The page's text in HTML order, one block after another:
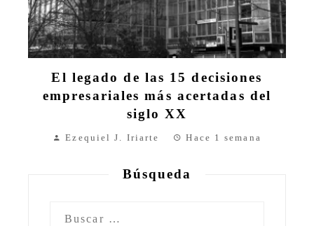
El legado de las 15 decisiones
empresariales más acertadas del
siglo XX
Ezequiel J. Iriarte Hace 1 semana
Búsqueda